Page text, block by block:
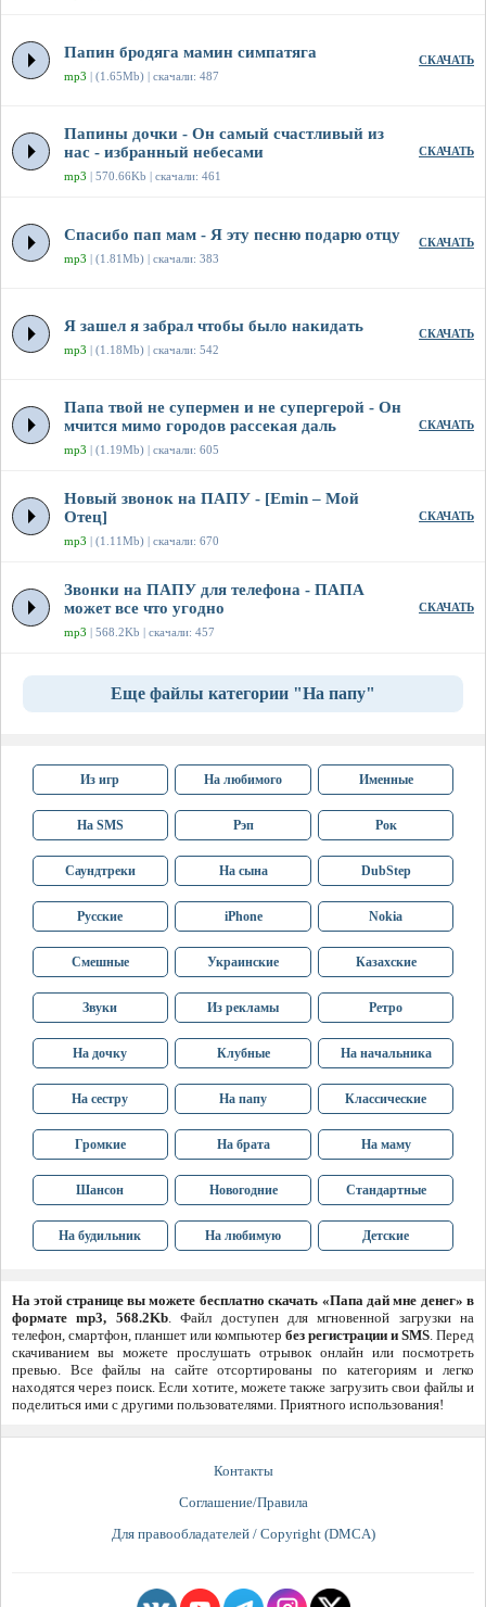
Папин бродяга мамин симпатяга
mp3 | (1.65Mb) | скачали: 487
СКАЧАТЬ
Папины дочки - Он самый счастливый из
нас - избранный небесами
mp3 | 570.66Kb | скачали: 461
СКАЧАТЬ
Спасибо пап мам - Я эту песню подарю отцу
mp3 | (1.81Mb) | скачали: 383
СКАЧАТЬ
Я зашел я забрал чтобы было накидать
mp3 | (1.18Mb) | скачали: 542
СКАЧАТЬ
Папа твой не супермен и не супергерой - Он
мчится мимо городов рассекая даль
mp3 | (1.19Mb) | скачали: 605
СКАЧАТЬ
Новый звонок на ПАПУ - [Emin – Мой
Отец]
mp3 | (1.11Mb) | скачали: 670
СКАЧАТЬ
Звонки на ПАПУ для телефона - ПАПА
может все что угодно
mp3 | 568.2Kb | скачали: 457
СКАЧАТЬ
Еще файлы категории "На папу"
Из игр На любимого Именные
На SMS Рэп Рок
Саундтреки На сына DubStep
Русские iPhone Nokia
Смешные Украинские Казахские
Звуки Из рекламы Ретро
На дочку Клубные На начальника
На сестру На папу Классические
Громкие На брата На маму
Шансон Новогодние Стандартные
На будильник На любимую Детские
На этой странице вы можете бесплатно скачать «Папа дай мне денег» в
формате mp3, 568.2Kb. Файл доступен для мгновенной загрузки на
телефон, смартфон, планшет или компьютер без регистрации и SMS. Перед
скачиванием вы можете прослушать отрывок онлайн или посмотреть
превью. Все файлы на сайте отсортированы по категориям и легко
находятся через поиск. Если хотите, можете также загрузить свои файлы и
поделиться ими с другими пользователями. Приятного использования!
Контакты
Соглашение/Правила
Для правообладателей / Copyright (DMCA)